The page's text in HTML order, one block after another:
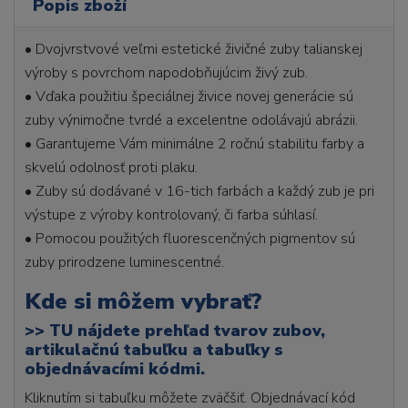
Popis zboží
• Dvojvrstvové veľmi estetické živičné zuby talianskej
výroby s povrchom napodobňujúcim živý zub.
• Vďaka použitiu špeciálnej živice novej generácie sú
zuby výnimočne tvrdé a excelentne odolávajú abrázii.
• Garantujeme Vám minimálne 2 ročnú stabilitu farby a
skvelú odolnosť proti plaku.
• Zuby sú dodávané v 16-tich farbách a každý zub je pri
výstupe z výroby kontrolovaný, či farba súhlasí.
• Pomocou použitých fluorescenčných pigmentov sú
zuby prirodzene luminescentné.
Kde si môžem vybrať?
>> TU nájdete prehľad tvarov zubov,
artikulačnú tabuľku a tabuľky s
objednávacími kódmi.
Kliknutím si tabuľku môžete zväčšiť. Objednávací kód